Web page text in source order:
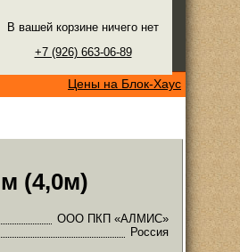
В вашей корзине ничего нет
+7 (926) 663-06-89
Цены на Блок-Хаус
(4,0м)
ООО ПКП «АЛМИС»
Россия